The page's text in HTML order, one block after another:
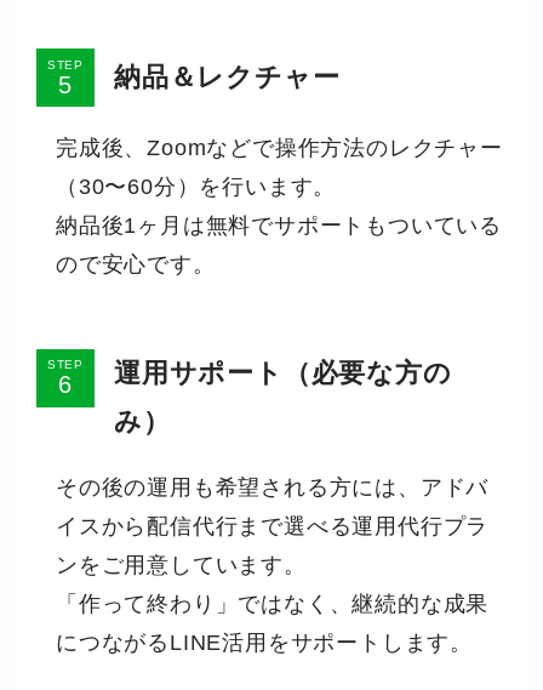
STEP 納品＆レクチャー
完成後、Zoomなどで操作方法のレクチャー
（30〜60分）を行います。
納品後1ヶ月は無料でサポートもついている
ので安心です。
STEP
運用サポート（必要な方の
み）
その後の運用も希望される方には、アドバ
イスから配信代行まで選べる運用代行プラ
ンをご用意しています。
「作って終わり」ではなく、継続的な成果
につながるLINE活用をサポートします。